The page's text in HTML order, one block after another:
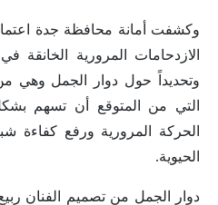
وكشفت أمانة محافظة جدة
الازدحامات المرورية الخانقة
وتحديداً حول دوار الجمل وهي من
التي من المتوقع أن تسهم
الحركة المرورية ورفع كفاءة
الحيوية.
دوار الجمل من تصميم الفنان